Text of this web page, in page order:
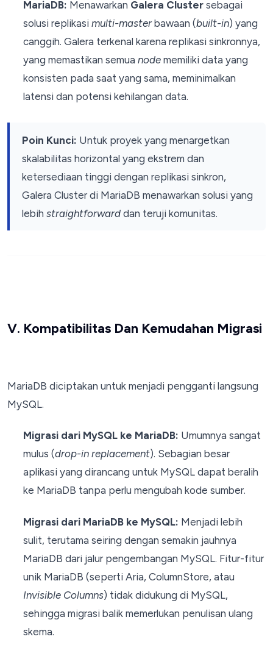
MariaDB: Menawarkan Galera Clustersebagai
solusi replikasi multi-masterbawaan (built-in) yang
canggih. Galera terkenal karena replikasi sinkronnya,
yang memastikan semua nodememiliki data yang
konsisten pada saat yang sama, meminimalkan
latensi dan potensi kehilangan data.
Poin Kunci: Untuk proyek yang menargetkan
skalabilitas horizontal yang ekstrem dan
ketersediaan tinggi dengan replikasi sinkron,
Galera Cluster di MariaDB menawarkan solusi yang
lebih straightforward dan teruji komunitas.
V. Kompatibilitas Dan Kemudahan Migrasi
MariaDB diciptakan untuk menjadi pengganti langsung
MySQL.
Migrasi dari MySQL ke MariaDB: Umumnya sangat
mulus (drop-in replacement). Sebagian besar
aplikasi yang dirancang untuk MySQL dapat beralih
ke MariaDB tanpa perlu mengubah kode sumber.
Migrasi dari MariaDB ke MySQL: Menjadi lebih
sulit, terutama seiring dengan semakin jauhnya
MariaDB dari jalur pengembangan MySQL. Fitur-fitur
unik MariaDB (seperti Aria, ColumnStore, atau
Invisible Columns) tidak didukung di MySQL,
sehingga migrasi balik memerlukan penulisan ulang
skema.